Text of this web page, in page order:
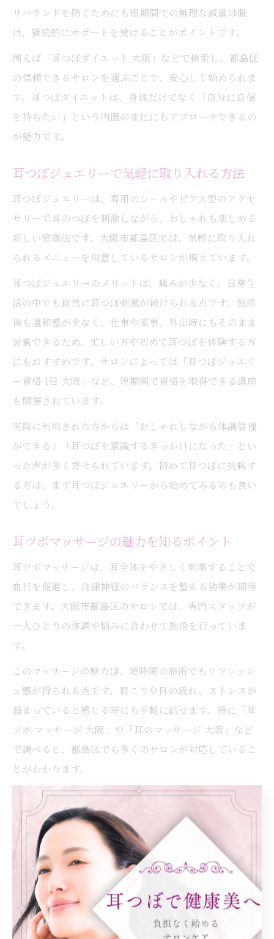
リバウンドを防ぐためにも短期間での無理な減量は避
け、継続的にサポートを受けることがポイントです。
例えば「耳つぼダイエット 大阪」などで検索し、都島区
の信頼できるサロンを選ぶことで、安心して始められま
す。耳つぼダイエットは、身体だけでなく「自分に自信
を持ちたい」という内面の変化にもアプローチできるの
が魅力です。
耳つぼジュエリーで気軽に取り入れる方法
耳つぼジュエリーは、専用のシールやピアス型のアクセ
サリーで耳のつぼを刺激しながら、おしゃれも楽しめる
新しい健康法です。大阪市都島区では、気軽に取り入れ
られるメニューを用意しているサロンが増えています。
耳つぼジュエリーのメリットは、痛みが少なく、日常生
活の中でも自然に耳つぼ刺激が続けられる点です。施術
後も違和感が少なく、仕事や家事、外出時にもそのまま
装着できるため、忙しい方や初めて耳つぼを体験する方
にもおすすめです。サロンによっては「耳つぼジュエリ
ー資格 1日 大阪」など、短期間で資格を取得できる講座
も開催されています。
実際に利用された方からは「おしゃれしながら体調管理
ができる」「耳つぼを意識するきっかけになった」とい
った声が多く寄せられています。初めて耳つぼに挑戦す
る方は、まず耳つぼジュエリーから始めてみるのも良い
でしょう。
耳ツボマッサージの魅力を知るポイント
耳ツボマッサージは、耳全体をやさしく刺激することで
血行を促進し、自律神経のバランスを整える効果が期待
できます。大阪市都島区のサロンでは、専門スタッフが
一人ひとりの体調や悩みに合わせて施術を行っていま
す。
このマッサージの魅力は、短時間の施術でもリフレッシ
ュ感が得られる点です。肩こりや目の疲れ、ストレスが
溜まっていると感じる時にも手軽に試せます。特に「耳
ツボ マッサージ 大阪」や「耳のマッサージ 大阪」など
で調べると、都島区でも多くのサロンが対応しているこ
とがわかります。
注意点としては、耳の皮膚や体調に異常がある場合は施
術を控え、無理な力を加えないことが重要です。初心者
の場合は、プロのアドバイスや施術を受けることで安全
に耳ツボマッサージを楽しむことができます。
大阪で人気の耳つぼ施術の体験談紹介
大阪市都島区で耳つぼ施術を体験された方からは、「施
術を受けてから気持ちが前向きになった」「ダイエット